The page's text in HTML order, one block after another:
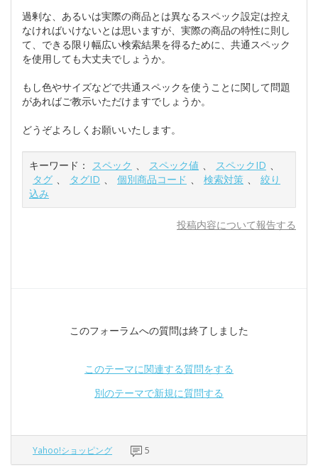
過剰な、あるいは実際の商品とは異なるスペック設定は控え
なければいけないとは思いますが、実際の商品の特性に則し
て、できる限り幅広い検索結果を得るために、共通スペック
を使用しても大丈夫でしょうか。
もし色やサイズなどで共通スペックを使うことに関して問題
があればご教示いただけますでしょうか。
どうぞよろしくお願いいたします。
キーワード： スペック 、 スペック値 、 スペックID 、
タグ 、 タグID 、 個別商品コード 、 検索対策 、
絞り
込み
投稿内容について報告する
このフォーラムへの質問は終了しました
このテーマに関連する質問をする
別のテーマで新規に質問する
Yahoo!ショッピング 5